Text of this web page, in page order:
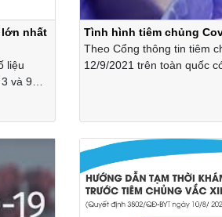
lớn nhất
liệu
và 9
Tình hình tiêm chủng
Theo Cổng thông tin tiêm
12/9/2021 trên toàn quốc